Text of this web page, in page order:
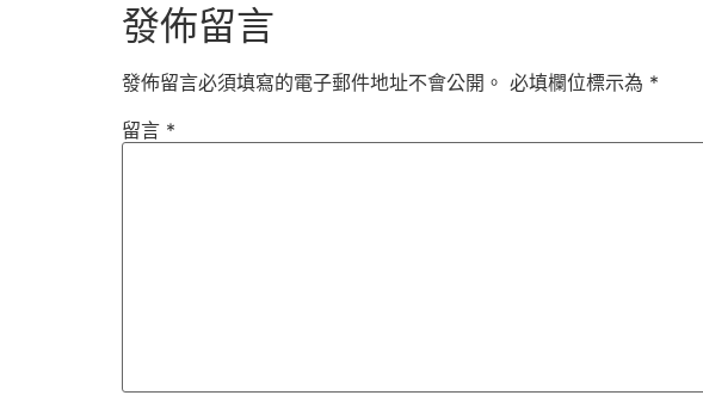
發佈留言
發佈留言必須填寫的電子郵件地址不會公開。 必填欄位標示為 *
留言 *